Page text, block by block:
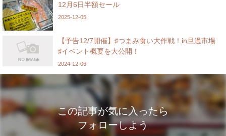
12月6日半額セール
2025-12-05
【予告12/7開催】♯つまみ食い大作戦！in旦過市場
♯イベント概要を大公開！
2024-12-06
この記事が気に入ったら
フォローしよう